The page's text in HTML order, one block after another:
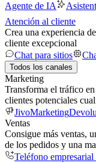
Agente de IA
Atención al cliente
Crea una experiencia
cliente excepcional
Chat para sitios
Todos los canales
Marketing
Transforma el tráfico en
clientes potenciales
JivoMarketing
Ventas
Consigue más ventas,
de los pedidos y una
Teléfono